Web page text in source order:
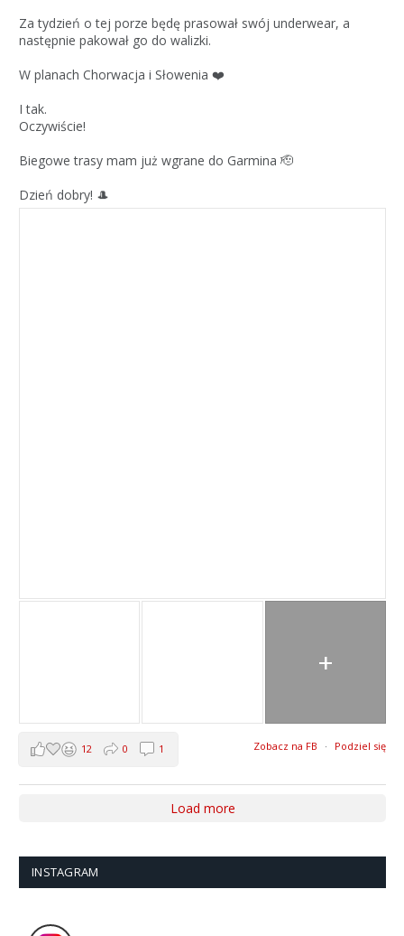
Za tydzień o tej porze będę prasował swój underwear, a
następnie pakował go do walizki.
W planach Chorwacja i Słowenia ❤️
I tak.
Oczywiście!
Biegowe trasy mam już wgrane do Garmina 🫡
Dzień dobry! 🎩
+
Zobacz na FB · Podziel się
12 0 1
Load more
INSTAGRAM